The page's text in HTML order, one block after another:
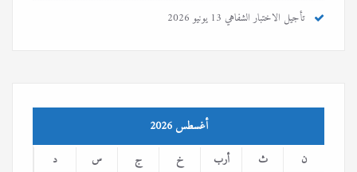
تأجيل الاختبار الشفاهي13 يونيو 2026
أغسطس 2026
ن ث أرب خ ج س
د